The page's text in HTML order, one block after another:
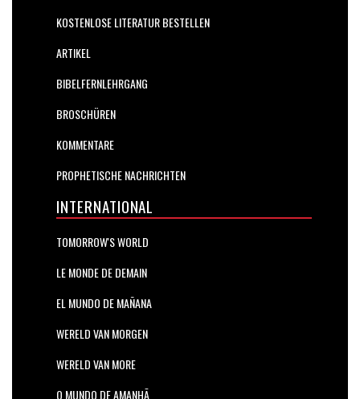
KOSTENLOSE LITERATUR BESTELLEN
ARTIKEL
BIBELFERNLEHRGANG
BROSCHÜREN
KOMMENTARE
PROPHETISCHE NACHRICHTEN
INTERNATIONAL
TOMORROW'S WORLD
LE MONDE DE DEMAIN
EL MUNDO DE MAÑANA
WERELD VAN MORGEN
WERELD VAN MORE
O MUNDO DE AMANHÃ